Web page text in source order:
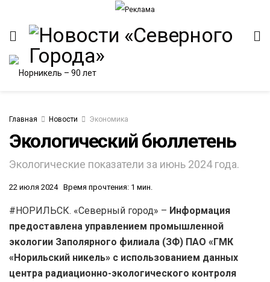
Главная Новости Экономика
Экологический бюллетень
Экологические показатели за июнь 2024 года.
22 июля 2024 Время прочтения: 1 мин.
#НОРИЛЬСК. «Северный город» – Информация
предоставлена управлением промышленной
экологии Заполярного филиала (ЗФ) ПАО «ГМК
«Норильский никель» с использованием данных
центра радиационно-экологического контроля